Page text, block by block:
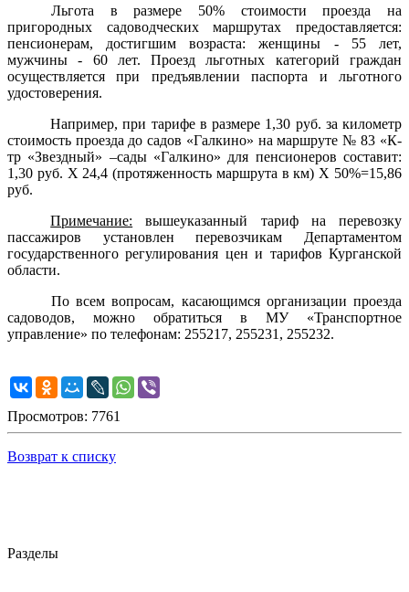
Льгота в размере 50% стоимости проезда на
пригородных садоводческих маршрутах предоставляется:
пенсионерам, достигшим возраста: женщины - 55 лет,
мужчины - 60 лет. Проезд льготных категорий граждан
осуществляется при предъявлении паспорта и льготного
удостоверения.
Например, при тарифе в размере 1,30 руб. за километр
стоимость проезда до садов «Галкино» на маршруте № 83 «К-
тр «Звездный» –сады «Галкино» для пенсионеров составит:
1,30 руб. Х 24,4 (протяженность маршрута в км) Х 50%=15,86
руб.
Примечание: вышеуказанный тариф на перевозку
пассажиров установлен перевозчикам Департаментом
государственного регулирования цен и тарифов Курганской
области.
По всем вопросам, касающимся организации проезда
садоводов, можно обратиться в МУ «Транспортное
управление» по телефонам: 255217, 255231, 255232.
Просмотров: 7761
Возврат к списку
Разделы